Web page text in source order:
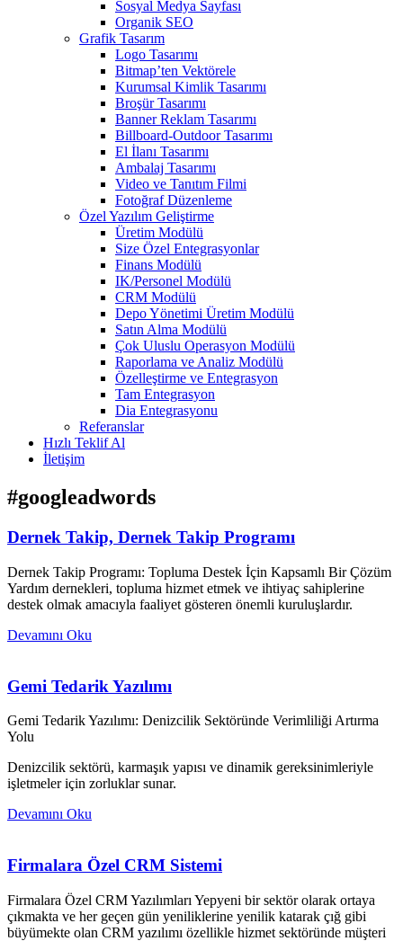
Sosyal Medya Sayfası
Organik SEO
Grafik Tasarım
Logo Tasarımı
Bitmap’ten Vektörele
Kurumsal Kimlik Tasarımı
Broşür Tasarımı
Banner Reklam Tasarımı
Billboard-Outdoor Tasarımı
El İlanı Tasarımı
Ambalaj Tasarımı
Video ve Tanıtım Filmi
Fotoğraf Düzenleme
Özel Yazılım Geliştirme
Üretim Modülü
Size Özel Entegrasyonlar
Finans Modülü
IK/Personel Modülü
CRM Modülü
Depo Yönetimi Üretim Modülü
Satın Alma Modülü
Çok Uluslu Operasyon Modülü
Raporlama ve Analiz Modülü
Özelleştirme ve Entegrasyon
Tam Entegrasyon
Dia Entegrasyonu
Referanslar
Hızlı Teklif Al
İletişim
#googleadwords
Dernek Takip, Dernek Takip Programı
Dernek Takip Programı: Topluma Destek İçin Kapsamlı Bir Çözüm
Yardım dernekleri, topluma hizmet etmek ve ihtiyaç sahiplerine
destek olmak amacıyla faaliyet gösteren önemli kuruluşlardır.
Devamını Oku
Gemi Tedarik Yazılımı
Gemi Tedarik Yazılımı: Denizcilik Sektöründe Verimliliği Artırma
Yolu
Denizcilik sektörü, karmaşık yapısı ve dinamik gereksinimleriyle
işletmeler için zorluklar sunar.
Devamını Oku
Firmalara Özel CRM Sistemi
Firmalara Özel CRM Yazılımları Yepyeni bir sektör olarak ortaya
çıkmakta ve her geçen gün yeniliklerine yenilik katarak çığ gibi
büyümekte olan CRM yazılımı özellikle hizmet sektöründe müşteri